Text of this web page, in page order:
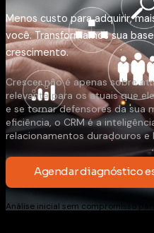
Menos custo para adquirir,
você. Transformamos sua
crescimento.
Crescer não é apenas sobre
relevante para os atuais que
e se tornar defensores da sua
eficiência, o CRM é a
relacionamentos duradouros e
Agendar diagnóstico
Análise inicial sem compromisso